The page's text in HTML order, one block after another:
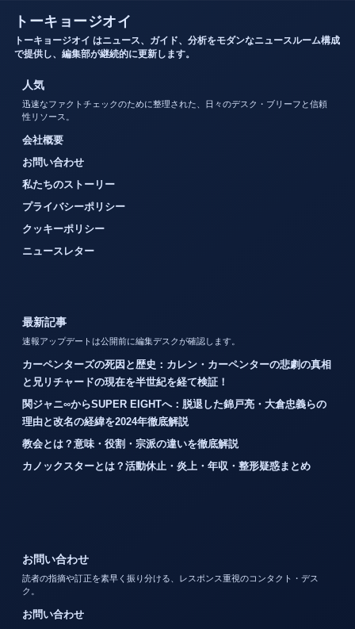
トーキョージオイ
トーキョージオイ はニュース、ガイド、分析をモダンなニュースルーム構成
で提供し、編集部が継続的に更新します。
人気
迅速なファクトチェックのために整理された、日々のデスク・ブリーフと信頼
性リソース。
会社概要
お問い合わせ
私たちのストーリー
プライバシーポリシー
クッキーポリシー
ニュースレター
最新記事
速報アップデートは公開前に編集デスクが確認します。
カーペンターズの死因と歴史：カレン・カーペンターの悲劇の真相
と兄リチャードの現在を半世紀を経て検証！
関ジャニ∞からSUPER EIGHTへ：脱退した錦戸亮・大倉忠義らの
理由と改名の経緯を2024年徹底解説
教会とは？意味・役割・宗派の違いを徹底解説
カノックスターとは？活動休止・炎上・年収・整形疑惑まとめ
お問い合わせ
読者の指摘や訂正を素早く振り分ける、レスポンス重視のコンタクト・デス
ク。
お問い合わせ